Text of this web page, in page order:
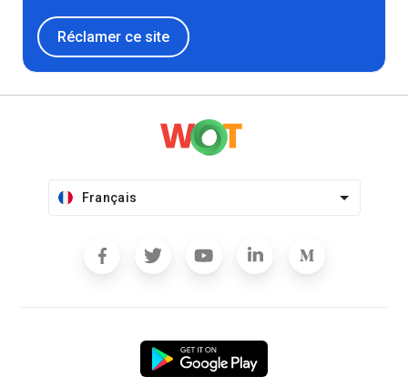
Réclamer ce site
Français